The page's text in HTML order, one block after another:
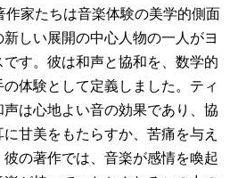
作家たちは音楽体験の美学的側面
しい展開の中心人物の一人がヨ
す。彼は和声と協和を、数学的
体験として定義しました。ティ
は心地よい音の効果であり、協
甘美をもたらすか、苦痛を与え
の著作では、音楽が感情を喚起